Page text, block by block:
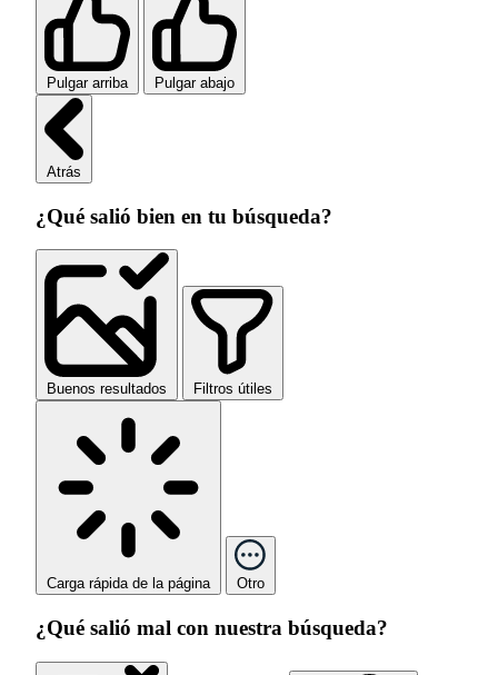
Pulgar arriba Pulgar abajo
Atrás
¿Qué salió bien en tu búsqueda?
Buenos resultados Filtros útiles
Carga rápida de la página Otro
¿Qué salió mal con nuestra búsqueda?